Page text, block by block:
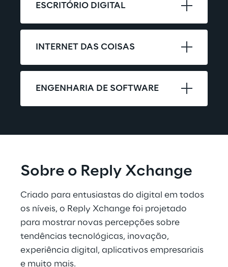
ESCRITÓRIO DIGITAL
INTERNET DAS COISAS
ENGENHARIA DE SOFTWARE
Sobre o Reply Xchange
Criado para entusiastas do digital em todos
os níveis, o Reply Xchange foi projetado
para mostrar novas percepções sobre
tendências tecnológicas, inovação,
experiência digital, aplicativos empresariais
e muito mais.